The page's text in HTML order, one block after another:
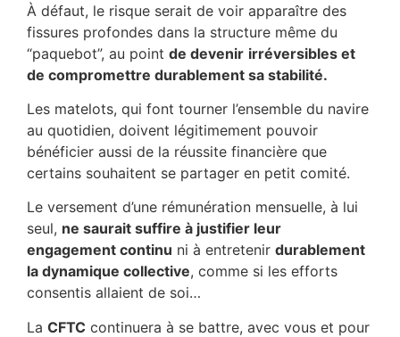
À défaut, le risque serait de voir apparaître des
fissures profondes dans la structure même du
“paquebot”, au point de devenir irréversibles et
de compromettre durablement sa stabilité.
Les matelots, qui font tourner l’ensemble du navire
au quotidien, doivent légitimement pouvoir
bénéficier aussi de la réussite financière que
certains souhaitent se partager en petit comité.
Le versement d’une rémunération mensuelle, à lui
seul, ne saurait suffire à justifier leur
engagement continu ni à entretenir durablement
la dynamique collective, comme si les efforts
consentis allaient de soi…
La CFTC continuera à se battre, avec vous et pour